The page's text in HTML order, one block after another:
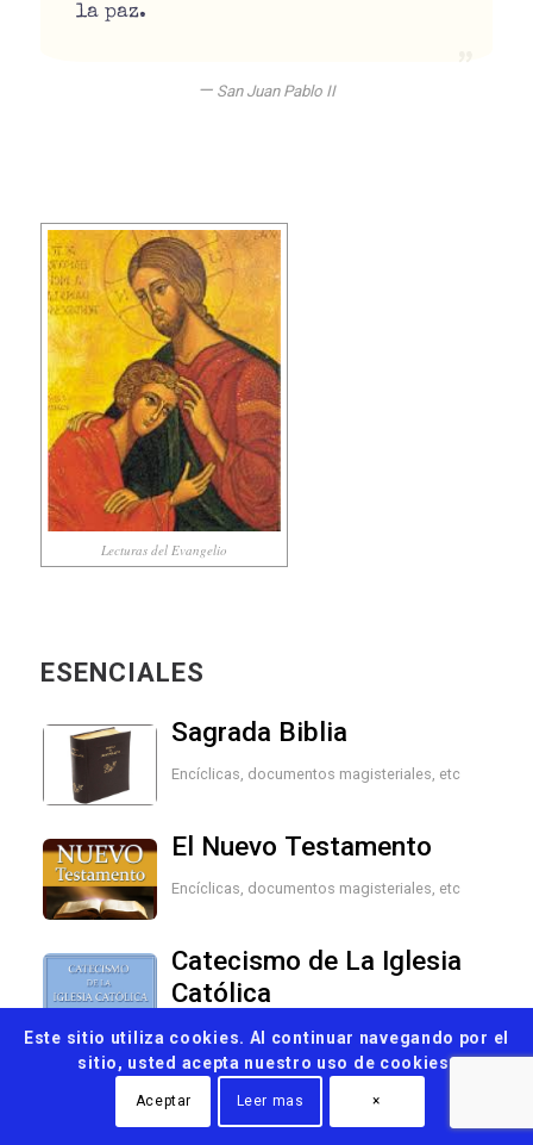
la paz.
— San Juan Pablo II
Lecturas del Evangelio
ESENCIALES
Sagrada Biblia
Encíclicas, documentos magisteriales, etc
El Nuevo Testamento
Encíclicas, documentos magisteriales, etc
Catecismo de La Iglesia
Católica
Encíclicas, documentos magisteriales, etc
Este sitio utiliza cookies. Al continuar navegando por el
sitio, usted acepta nuestro uso de cookies.
Aceptar Leer mas ×